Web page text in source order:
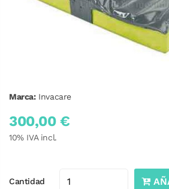
Marca: Invacare
300,00 €
10% IVA incl.
Cantidad